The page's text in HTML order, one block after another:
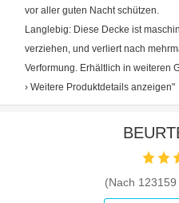
vor aller guten Nacht schützen.
Langlebig: Diese Decke ist
verziehen, und verliert nach
Verformung. Erhältlich in weiteren
› Weitere Produktdetails anzeigen"
(Nach 123159